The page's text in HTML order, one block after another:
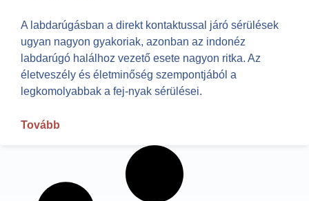
A labdarúgásban a direkt kontaktussal járó sérülések
ugyan nagyon gyakoriak, azonban az indonéz
labdarúgó halálhoz vezető esete nagyon ritka. Az
életveszély és életminőség szempontjából a
legkomolyabbak a fej-nyak sérülései.
Tovább